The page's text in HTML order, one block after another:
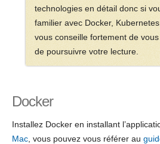
technologies en détail donc si
familier avec Docker,
vous conseille fortement de
de poursuivre votre lecture.
Docker
Installez Docker en installant
Mac , vous pouvez vous référer au